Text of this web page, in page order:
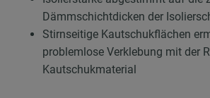
Dämmschichtdicken der
Stirnseitige Kautschukflächen
problemlose Verklebung mit der
Kautschukmaterial